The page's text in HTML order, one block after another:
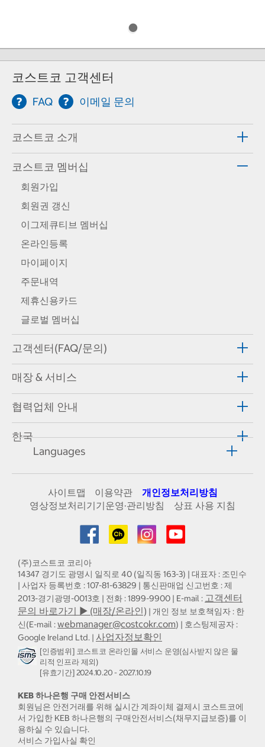
코스트코 고객센터
FAQ 이메일 문의
코스트코 소개
코스트코 멤버십
회원가입
회원권 갱신
이그제큐티브 멤버십
온라인등록
마이페이지
주문내역
제휴신용카드
글로벌 멤버십
고객센터(FAQ/문의)
매장 & 서비스
협력업체 안내
한국
Languages
사이트맵 이용약관
개인정보처리방침
영상정보처리기기운영·관리방침
상표 사용 지침
(주)코스트코 코리아
14347 경기도 광명시 일직로 40 (일직동 163-3) | 대표자 : 조민수
| 사업자 등록번호 : 107-81-63829 | 통신판매업 신고번호 : 제
2013-경기광명-0013호 | 전화 : 1899-9900 | E-mail : 고객센터
문의 바로가기 ▶ (매장/온라인) | 개인 정보 보호책임자 : 한
신(E-mail :webmanager@costcokr.com) | 호스팅제공자 :
Google Ireland Ltd. | 사업자정보확인
[인증범위] 코스트코 온라인몰 서비스 운영(심사받지 않은 물
리적 인프라 제외)
[유효기간] 2024.10.20 - 2027.10.19
KEB 하나은행 구매 안전서비스
회원님은 안전거래를 위해 실시간 계좌이체 결제시 코스트코에
서 가입한 KEB 하나은행의 구매안전서비스(채무지급보증)를 이
용하실 수 있습니다.
서비스 가입사실 확인